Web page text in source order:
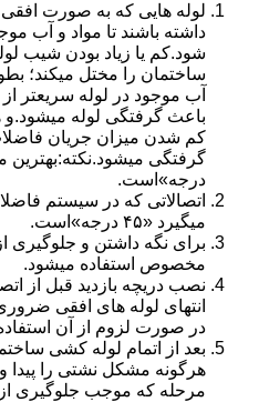
لوله هایی که به صورت
داشته باشند تا مواد و آب
شود.کم یا زیاد بودن شیب
ساختمان را مختل میکند؛
آب موجود در لوله سریعتر
باعث گرفتگی لوله میشود.و
کم شدن میزان جریان
درجه»است.
اتصالاتی که در سیستم
میگیرد «۴۵ درجه»است.
برای نگه داشتن و جلوگیری
مخصوص استفاده میشود.
نصب دریچه بازدید قبل از
انتهای لوله های افقی
در صورت لزوم از آن
بعد از اتمام لوله کشی
هرگونه مشکل نشتی را پیدا
مرحله که موجب جلوگیری از